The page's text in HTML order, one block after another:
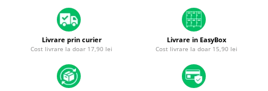
A3240 (M4 13” 2025)
MacBook Pro
A1278 (Unibody 13” 2009-2012)
A1297 (Unibody 17” 2009-2011)
Livrare prin curier
Cost livrare la doar 17,90 lei
Livrare in EasyBox
Cost livrare la doar 15,90 lei